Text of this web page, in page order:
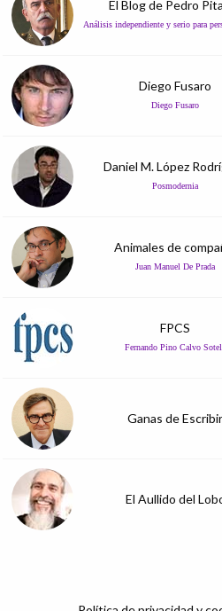
El Blog de Pedro
Análisis independiente y serio para
Diego Fusaro
Diego Fusaro
Daniel M. López
Posmodernia
Animales de
Juan Manuel De Prada
FPCS
Fernando Pino Calvo
Ganas de Escribir
El Aullido del